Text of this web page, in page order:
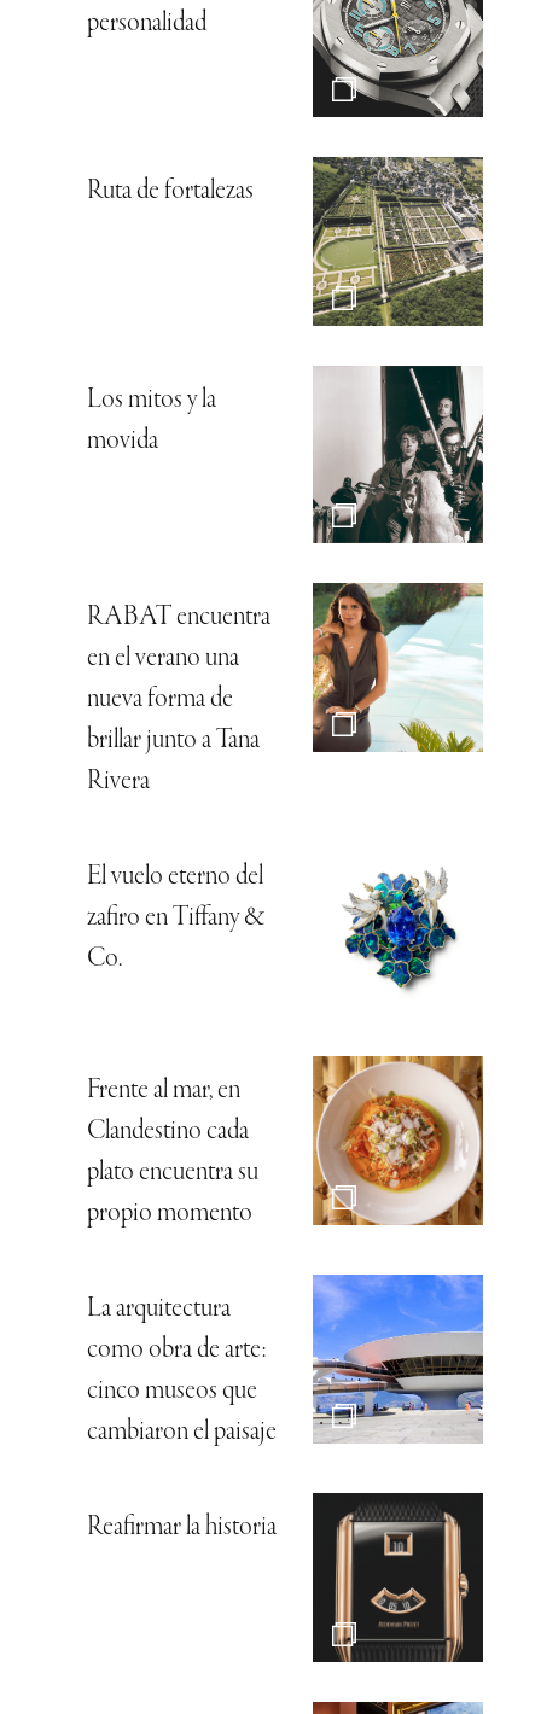
personalidad
Ruta de fortalezas
Los mitos y la
movida
RABAT encuentra
en el verano una
nueva forma de
brillar junto a Tana
Rivera
El vuelo eterno del
zafiro en Tiffany &
Co.
Frente al mar, en
Clandestino cada
plato encuentra su
propio momento
La arquitectura
como obra de arte:
cinco museos que
cambiaron el paisaje
Reafirmar la historia